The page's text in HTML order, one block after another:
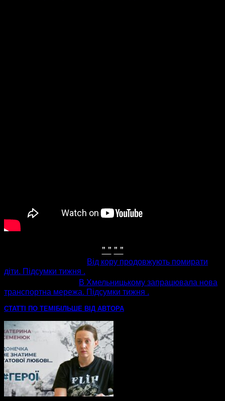
" " " "
Від кору продовжують помирати
діти. Підсумки тижня .
В Хмельницькому запрацювала нова
транспортна мережа. Підсумки тижня .
СТАТТІ ПО ТЕМІ БІЛЬШЕ ВІД АВТОРА